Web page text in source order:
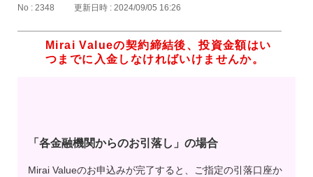
No : 2348 更新日時 : 2024/09/05 16:26
Mirai Valueの契約締結後、投資金額はい
つまでに入金しなければいけませんか。
「各金融機関からのお引落し」の場合
Mirai Valueのお申込みが完了すると、ご指定の引落口座か